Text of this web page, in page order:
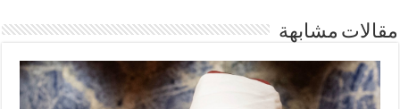
مقالات مشابهة